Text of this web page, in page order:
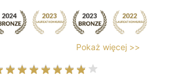
Pokaż więcej >>